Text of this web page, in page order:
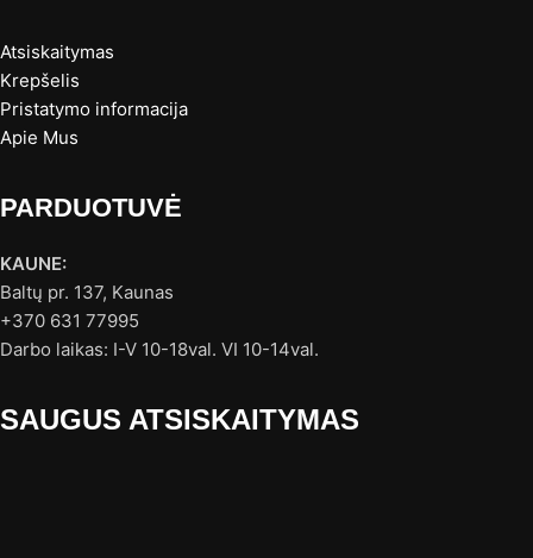
Atsiskaitymas
Krepšelis
Pristatymo informacija
Apie Mus
PARDUOTUVĖ
KAUNE:
Baltų pr. 137, Kaunas
+370 631 77995
Darbo laikas: I-V 10-18val. VI 10-14val.
SAUGUS ATSISKAITYMAS